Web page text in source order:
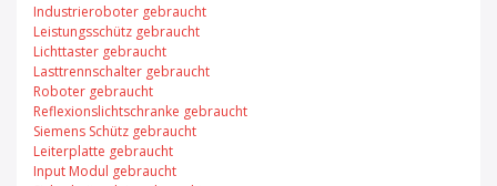
Industrieroboter gebraucht
Leistungsschütz gebraucht
Lichttaster gebraucht
Lasttrennschalter gebraucht
Roboter gebraucht
Reflexionslichtschranke gebraucht
Siemens Schütz gebraucht
Leiterplatte gebraucht
Input Modul gebraucht